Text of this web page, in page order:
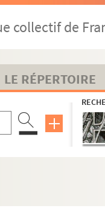
collectif de
LE RÉPERTOIRE